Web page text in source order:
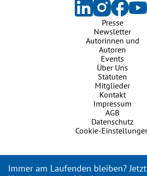
Presse
Newsletter
Autorinnen und
Autoren
Events
Über Uns
Statuten
Mitglieder
Kontakt
Impressum
AGB
Datenschutz
Cookie-
Immer am Laufenden bleiben?